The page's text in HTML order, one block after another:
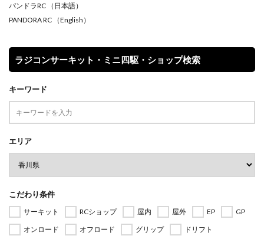
パンドラRC （日本語）
PANDORA RC （English）
ラジコンサーキット・ミニ四駆・ショップ検索
キーワード
エリア
こだわり条件
サーキット RCショップ 屋内 屋外 EP
GP
オンロード
オフロード グリップ
ドリフト